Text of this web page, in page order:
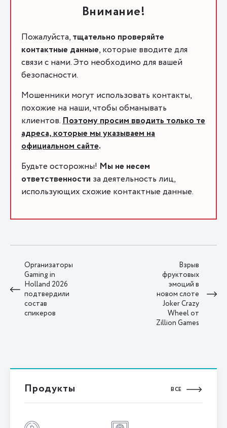
Внимание!
Пожалуйста, тщательно проверяйте
контактные данные, которые вводите для
связи с нами. Это необходимо для вашей
безопасности.
Мошенники могут использовать контакты,
похожие на наши, чтобы обманывать
клиентов.Поэтому просим вводить только те
адреса, которые мы указываем на
официальном сайте.
Будьте осторожны! Мы не несем
ответственности за деятельность лиц,
использующих схожие контактные данные.
Организаторы
Gaming in
Holland 2026
подтвердили
состав
спикеров
Взрыв
фруктовых
эмоций в
новом слоте
Joker Crazy
Wheel от
Zillion Games
Продукты ВСЕ